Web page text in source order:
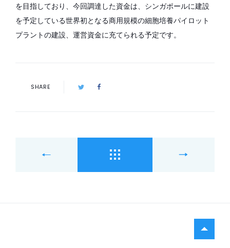
を目指しており、今回調達した資金は、シンガポールに建設
を予定している世界初となる商用規模の細胞培養パイロット
プラントの建設、運営資金に充てられる予定です。
SHARE